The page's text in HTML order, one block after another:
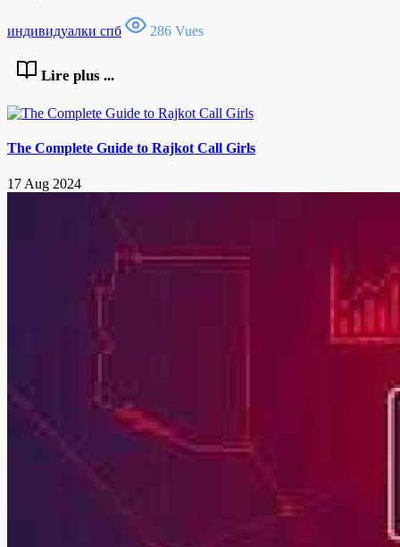
индивидуалки спб 286 Vues
Lire plus ...
The Complete Guide to Rajkot Call Girls
17 Aug 2024